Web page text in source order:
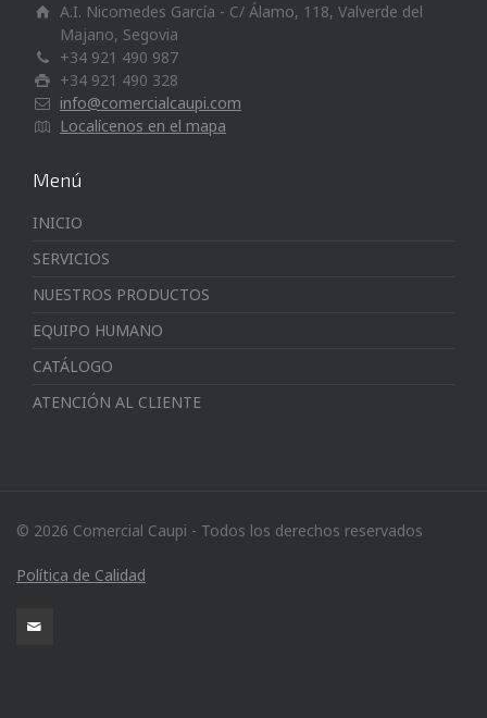
A.I. Nicomedes García - C/ Álamo, 118, Valverde del
Majano, Segovia
+34 921 490 987
+34 921 490 328
info@comercialcaupi.com
Localícenos en el mapa
Menú
INICIO
SERVICIOS
NUESTROS PRODUCTOS
EQUIPO HUMANO
CATÁLOGO
ATENCIÓN AL CLIENTE
© 2026 Comercial Caupi - Todos los derechos reservados
Política de Calidad